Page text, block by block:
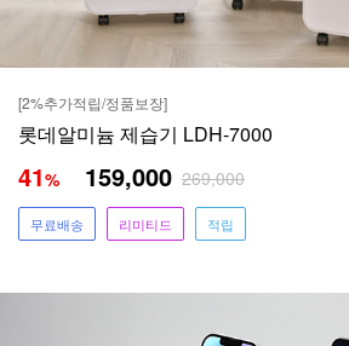
[2%추가적립/정품보장]
롯데알미늄 제습기 LDH-7000
41% 159,000 269,000
무료배송 리미티드 적립